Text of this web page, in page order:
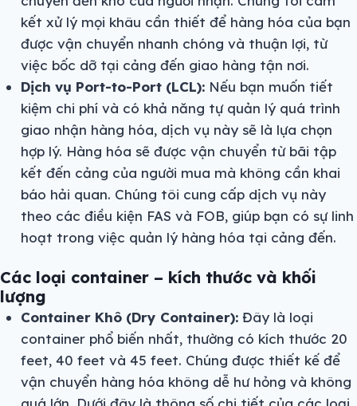
kết xử lý mọi khâu cần thiết để hàng hóa của bạn
được vận chuyển nhanh chóng và thuận lợi, từ
việc bốc dỡ tại cảng đến giao hàng tận nơi.
Dịch vụ Port-to-Port (LCL):Nếu bạn muốn tiết
kiệm chi phí và có khả năng tự quản lý quá trình
giao nhận hàng hóa, dịch vụ này sẽ là lựa chọn
hợp lý. Hàng hóa sẽ được vận chuyển từ bãi tập
kết đến cảng của người mua mà không cần khai
báo hải quan. Chúng tôi cung cấp dịch vụ này
theo các điều kiện FAS và FOB, giúp bạn có sự linh
hoạt trong việc quản lý hàng hóa tại cảng đến.
Các loại container – kích thước và khối
lượng
Container Khô (Dry Container): Đây là loại
container phổ biến nhất, thường có kích thước 20
feet, 40 feet và 45 feet. Chúng được thiết kế để
vận chuyển hàng hóa không dễ hư hỏng và không